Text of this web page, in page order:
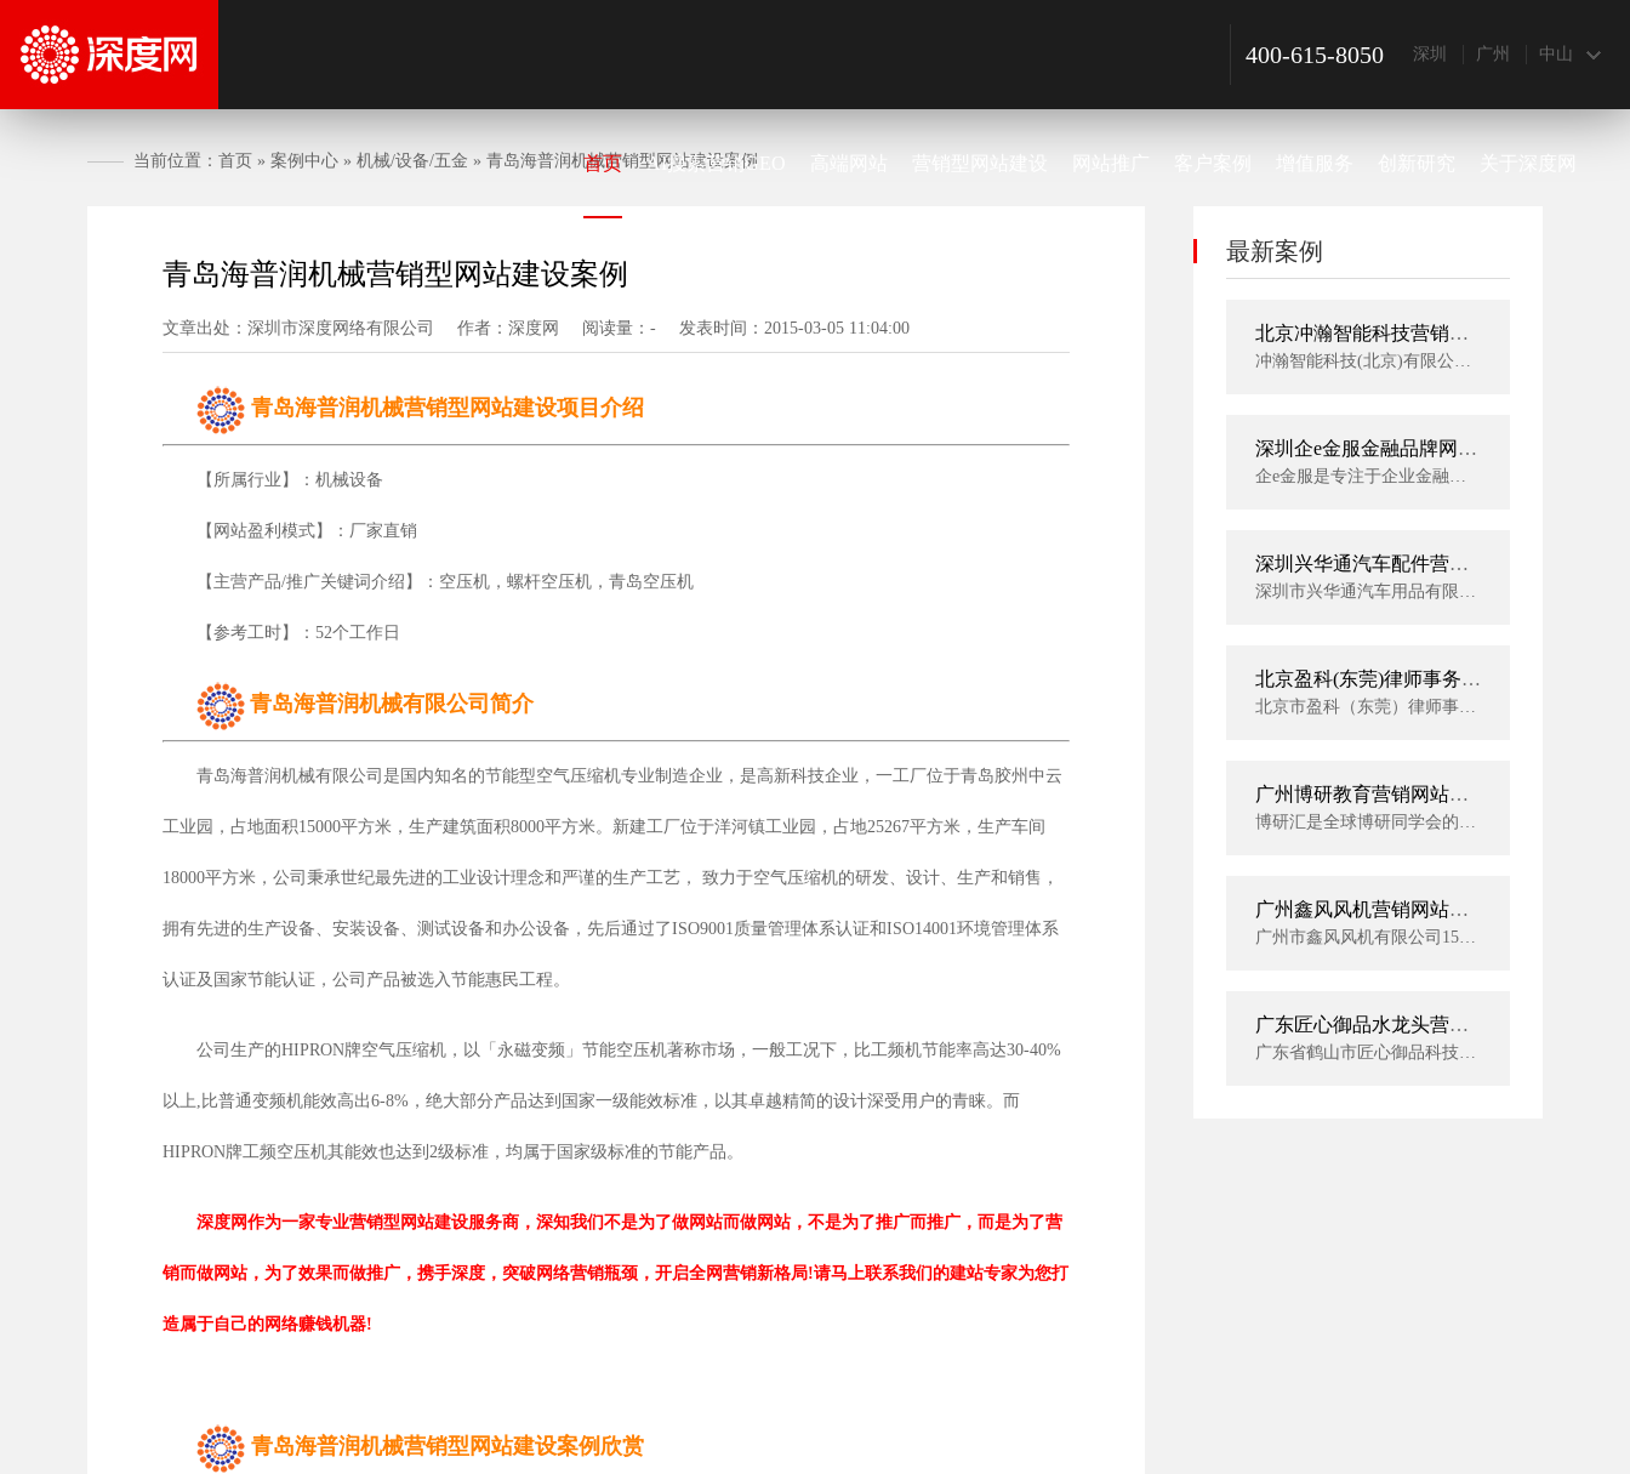
深圳 广州 中山
400-615-8050
首页 AI搜索营销GEO
当前位置： 首页 » 案例中心 » 机械/设备/五金 » 青岛海普润机械营销型网站建设案例
青岛海普润机械营销型网站建设案例
文章出处：深圳市深度网络有限公司 作者：深度网 阅读量： - 发表时间：2015-03-05 11:04:00
青岛海普润机械营销型网站建设项目介绍
【所属行业】：机械设备
【网站盈利模式】：厂家直销
【主营产品/推广关键词介绍】：空压机，螺杆空压机，青岛空压机
【参考工时】：52个工作日
青岛海普润机械有限公司简介
青岛海普润机械有限公司是国内知名的节能型空气压缩机专业制造企业，是高新科技企业，一工厂位于青岛胶州中云
工业园，占地面积15000平方米，生产建筑面积8000平方米。新建工厂位于洋河镇工业园，占地25267平方米，生产车间
18000平方米，公司秉承世纪最先进的工业设计理念和严谨的生产工艺， 致力于空气压缩机的研发、设计、生产和销售，
拥有先进的生产设备、安装设备、测试设备和办公设备，先后通过了ISO9001质量管理体系认证和ISO14001环境管理体系
认证及国家节能认证，公司产品被选入节能惠民工程。
公司生产的HIPRON牌空气压缩机，以「永磁变频」节能空压机著称市场，一般工况下，比工频机节能率高达30-40%
以上,比普通变频机能效高出6-8%，绝大部分产品达到国家一级能效标准，以其卓越精简的设计深受用户的青睐。而
HIPRON牌工频空压机其能效也达到2级标准，均属于国家级标准的节能产品。
深度网作为一家专业营销型网站建设服务商，深知我们不是为了做网站而做网站，不是为了推广而推广，而是为了营
销而做网站，为了效果而做推广，携手深度，突破网络营销瓶颈，开启全网营销新格局!请马上联系我们的建站专家为您打
造属于自己的网络赚钱机器!
青岛海普润机械营销型网站建设案例欣赏
最新案例
北京冲瀚智能科技营销型网站建设案例
冲瀚智能科技(北京)有限公司，总部位于北京， 是一家专注于定位系统， 服务于智慧学校智慧工厂智慧城市的高新技术企业，自成立以来，先后取得计算机软件系统专利十几项，实用新型专利7项，获得“诚信经营示范单位“AAA级信用企业称号”等多项荣誉。
深圳企e金服金融品牌网站建设案例
企e金服是专注于企业金融服务的互联网金融服务平台，现由深圳市前海拜特互联网金融服务有限公司运营。
深圳兴华通汽车配件营销网站建设案例
深圳市兴华通汽车用品有限公司成立于2002年，我公司现拥有40名玻璃功能膜工程师、30名高级贴膜技师以及20多名专业的市场营销团队。
北京盈科(东莞)律师事务所网站建设案例
北京市盈科（东莞）律师事务所成立于2016年,是一家以法律顾问|刑事辩护|合同纠纷|知识产权|投融资,为主导的律师事务所。
广州博研教育营销网站建设案例
博研汇是全球博研同学会的简称，经过近十年的发展，博研汇形成了以万名学员为核心、十万会员为基础、影响数百万企业家成员的学习型高端社群。
广州鑫风风机营销网站建设案例
广州市鑫风风机有限公司15年专业致力于工业及民用风机研发、生产。产品应用于环保净化、工业排尘、建筑物通风排气、空调工程, 消防排烟，环保降尘，以及食品，印刷包装，涂布，窑炉，陶瓷，新能源机械等配套以及各种高温高湿，腐蚀性气体的场合。
广东匠心御品水龙头营销网站建设案例
广东省鹤山市匠心御品科技有限公司创始于2013年，位于 “中国水暖卫浴王国”的址山镇。占地面积3000平方米，是一家集研发、设计、生产、销售及服务为一体的专业水龙头自主创新型企业。